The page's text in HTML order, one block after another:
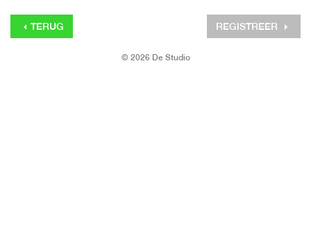
TERUG REGISTREER
© 2026 De Studio